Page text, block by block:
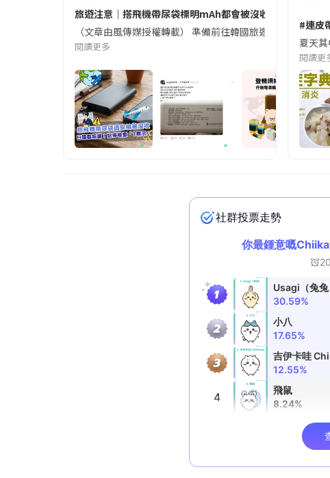
旅遊注意｜搭飛機帶尿袋標明mAh都會被沒收😱出發前切記
（文章由風傳媒授權轉載） 準備前往韓國旅遊的民眾，
閱讀更多
#連皮
夏天
閱讀更